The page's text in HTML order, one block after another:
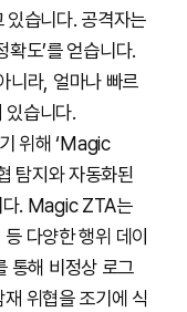
있습니다. 공격자는
확도’를 얻습니다.
니라, 얼마나 빠르
있습니다.
위해 ‘Magic
탐지와 자동화된
다. Magic ZTA는
다양한 행위 데이
통해 비정상 로그
위협을 조기에 식